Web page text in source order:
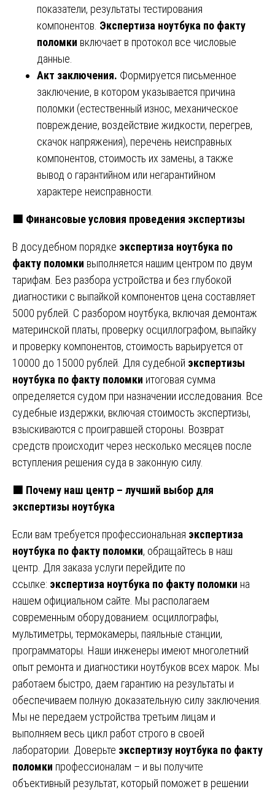
показатели, результаты тестирования
компонентов. Экспертиза ноутбука по факту
поломки включает в протокол все числовые
данные.
Акт заключения. Формируется письменное
заключение, в котором указывается причина
поломки (естественный износ, механическое
повреждение, воздействие жидкости, перегрев,
скачок напряжения), перечень неисправных
компонентов, стоимость их замены, а также
вывод о гарантийном или негарантийном
характере неисправности.
🟩 Финансовые условия проведения экспертизы
В досудебном порядке экспертиза ноутбука по
факту поломки выполняется нашим центром по двум
тарифам. Без разбора устройства и без глубокой
диагностики с выпайкой компонентов цена составляет
5000 рублей. С разбором ноутбука, включая демонтаж
материнской платы, проверку осциллографом, выпайку
и проверку компонентов, стоимость варьируется от
10000 до 15000 рублей. Для судебной экспертизы
ноутбука по факту поломки итоговая сумма
определяется судом при назначении исследования. Все
судебные издержки, включая стоимость экспертизы,
взыскиваются с проигравшей стороны. Возврат
средств происходит через несколько месяцев после
вступления решения суда в законную силу.
🟩 Почему наш центр – лучший выбор для
экспертизы ноутбука
Если вам требуется профессиональная экспертиза
ноутбука по факту поломки, обращайтесь в наш
центр. Для заказа услуги перейдите по
ссылке: экспертиза ноутбука по факту поломки на
нашем официальном сайте. Мы располагаем
современным оборудованием: осциллографы,
мультиметры, термокамеры, паяльные станции,
программаторы. Наши инженеры имеют многолетний
опыт ремонта и диагностики ноутбуков всех марок. Мы
работаем быстро, даем гарантию на результаты и
обеспечиваем полную доказательную силу заключения.
Мы не передаем устройства третьим лицам и
выполняем весь цикл работ строго в своей
лаборатории. Доверьте экспертизу ноутбука по факту
поломки профессионалам – и вы получите
объективный результат, который поможет в решении